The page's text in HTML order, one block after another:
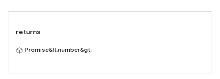
returns
Promise&lt;number&gt;